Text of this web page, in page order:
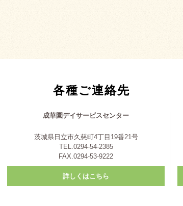
各種ご連絡先
成華園デイサービスセンター
茨城県日立市久慈町4丁目19番21号
TEL.0294-54-2385
FAX.0294-53-9222
詳しくはこちら